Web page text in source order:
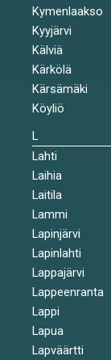
Kymenlaakso
Kyyjärvi
Kälviä
Kärkölä
Kärsämäki
Köyliö
L
Lahti
Laihia
Laitila
Lammi
Lapinjärvi
Lapinlahti
Lappajärvi
Lappeenranta
Lappi
Lapua
Lapväärtti